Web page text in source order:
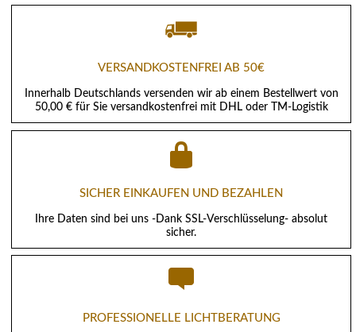
VERSANDKOSTENFREI AB 50€
Innerhalb Deutschlands versenden wir ab einem Bestellwert von
50,00 € für Sie versandkostenfrei mit DHL oder TM-Logistik
SICHER EINKAUFEN UND BEZAHLEN
Ihre Daten sind bei uns -Dank SSL-Verschlüsselung- absolut
sicher.
PROFESSIONELLE LICHTBERATUNG